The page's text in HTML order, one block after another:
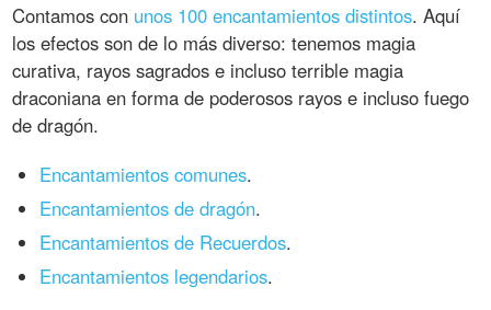
Contamos con unos 100 encantamientos distintos. Aquí
los efectos son de lo más diverso: tenemos magia
curativa, rayos sagrados e incluso terrible magia
draconiana en forma de poderosos rayos e incluso fuego
de dragón.
Encantamientos comunes.
Encantamientos de dragón.
Encantamientos de Recuerdos.
Encantamientos legendarios.